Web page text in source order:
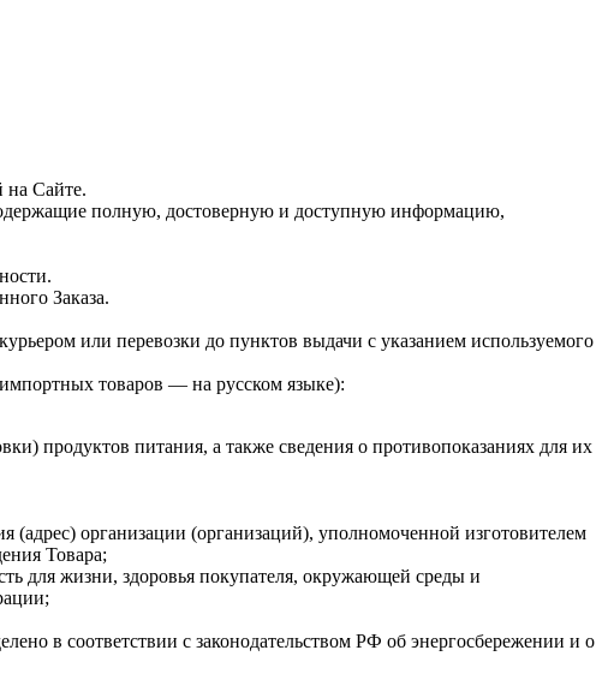
Сайте.
полную, достоверную и доступную информацию,
Заказа.
или перевозки до пунктов выдачи с указанием используемого
товаров — на русском языке):
продуктов питания, а также сведения о противопоказаниях для их
организации (организаций), уполномоченной изготовителем
Товара;
для жизни, здоровья покупателя, окружающей среды и
в соответствии с законодательством РФ об энергосбережении и о